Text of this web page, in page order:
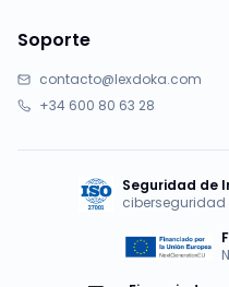
Soporte
contacto@lexdoka.com
+34 600 80 63 28
Seguridad de